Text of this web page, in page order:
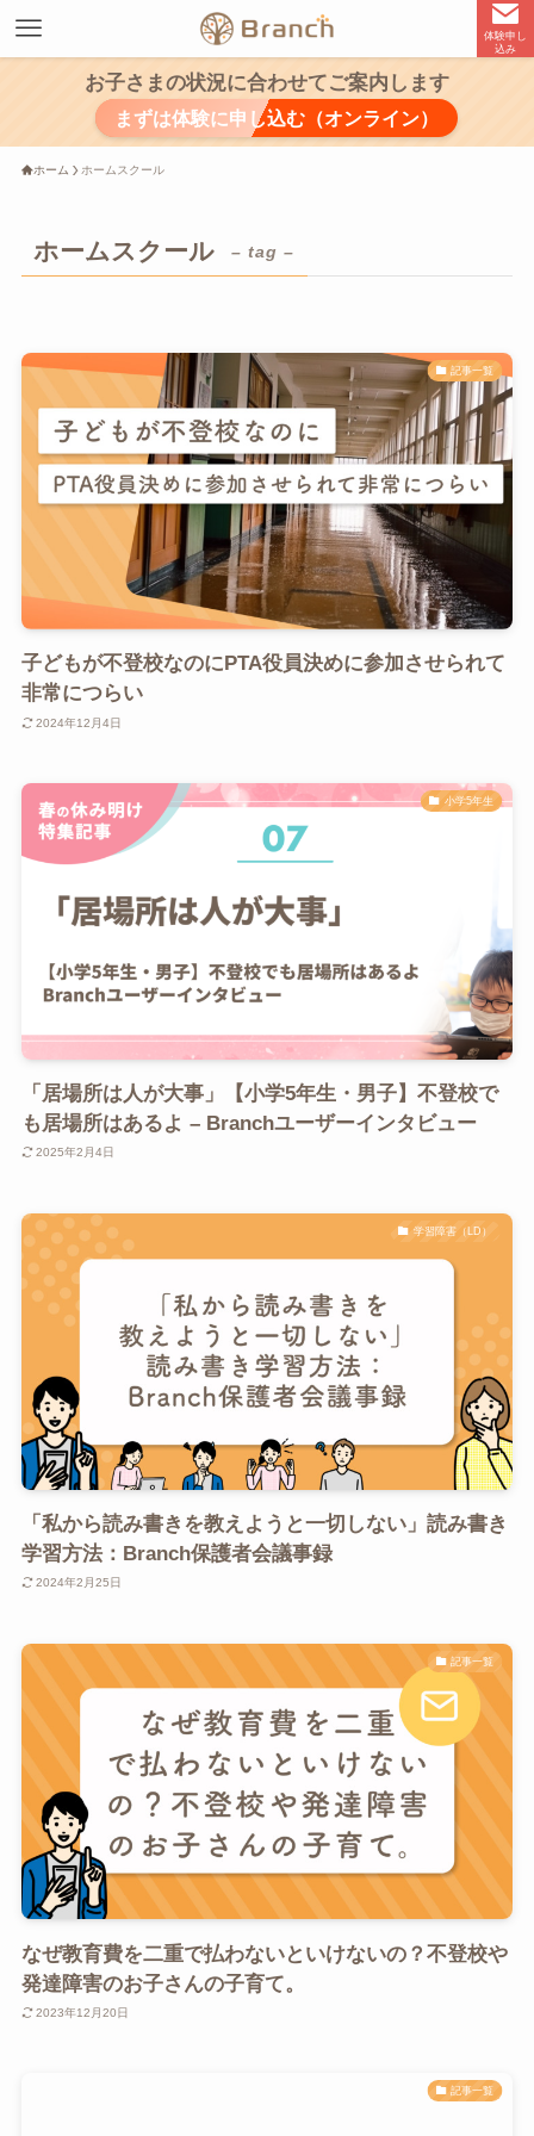
体験申し
込み
お子さまの状況に合わせてご案内します
まずは体験に申し込む（オンライン）
ホーム ホームスクール
ホームスクール – tag –
記事一覧
子どもが不登校なのにPTA役員決めに参加させられて
非常につらい
2024年12月4日
小学5年生
「居場所は人が大事」【小学5年生・男子】不登校で
も居場所はあるよ – Branchユーザーインタビュー
2025年2月4日
学習障害（LD）
「私から読み書きを教えようと一切しない」読み書き
学習方法：Branch保護者会議事録
2024年2月25日
記事一覧
なぜ教育費を二重で払わないといけないの？不登校や
発達障害のお子さんの子育て。
2023年12月20日
記事一覧